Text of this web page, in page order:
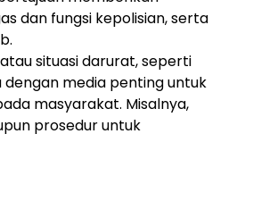
dan fungsi kepolisian, serta
situasi darurat, seperti
media penting untuk
masyarakat. Misalnya,
prosedur untuk